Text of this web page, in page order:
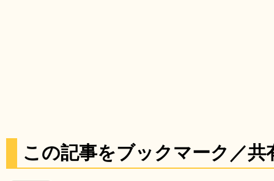
この記事をブックマーク／共